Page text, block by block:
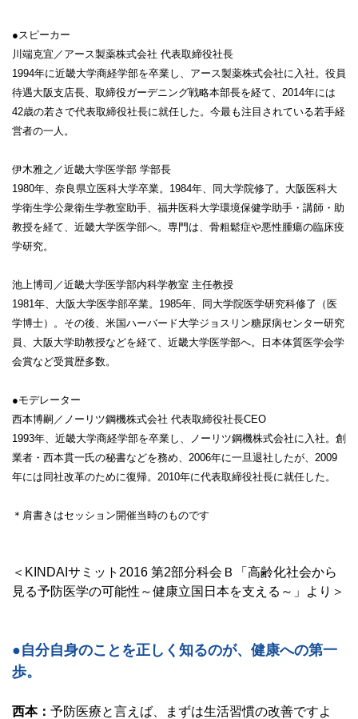
●スピーカー
川端克宜／アース製薬株式会社 代表取締役社長
1994年に近畿大学商経学部を卒業し、アース製薬株式会社に入社。役員
待遇大阪支店長、取締役ガーデニング戦略本部長を経て、2014年には
42歳の若さで代表取締役社長に就任した。今最も注目されている若手経
営者の一人。
伊木雅之／近畿大学医学部 学部長
1980年、奈良県立医科大学卒業。1984年、同大学院修了。大阪医科大
学衛生学公衆衛生学教室助手、福井医科大学環境保健学助手・講師・助
教授を経て、近畿大学医学部へ。専門は、骨粗鬆症や悪性腫瘍の臨床疫
学研究。
池上博司／近畿大学医学部内科学教室 主任教授
1981年、大阪大学医学部卒業。1985年、同大学院医学研究科修了（医
学博士）。その後、米国ハーバード大学ジョスリン糖尿病センター研究
員、大阪大学助教授などを経て、近畿大学医学部へ。日本体質医学会学
会賞など受賞歴多数。
●モデレーター
西本博嗣／ノーリツ鋼機株式会社 代表取締役社長CEO
1993年、近畿大学商経学部を卒業し、ノーリツ鋼機株式会社に入社。創
業者・西本貫一氏の秘書などを務め、2006年に一旦退社したが、2009
年には同社改革のために復帰。2010年に代表取締役社長に就任した。
＊肩書きはセッション開催当時のものです
＜KINDAIサミット2016 第2部分科会Ｂ「高齢化社会から
見る予防医学の可能性～健康立国日本を支える～」より＞
●自分自身のことを正しく知るのが、健康への第一
歩。
西本： 予防医療と言えば、まずは生活習慣の改善ですよ